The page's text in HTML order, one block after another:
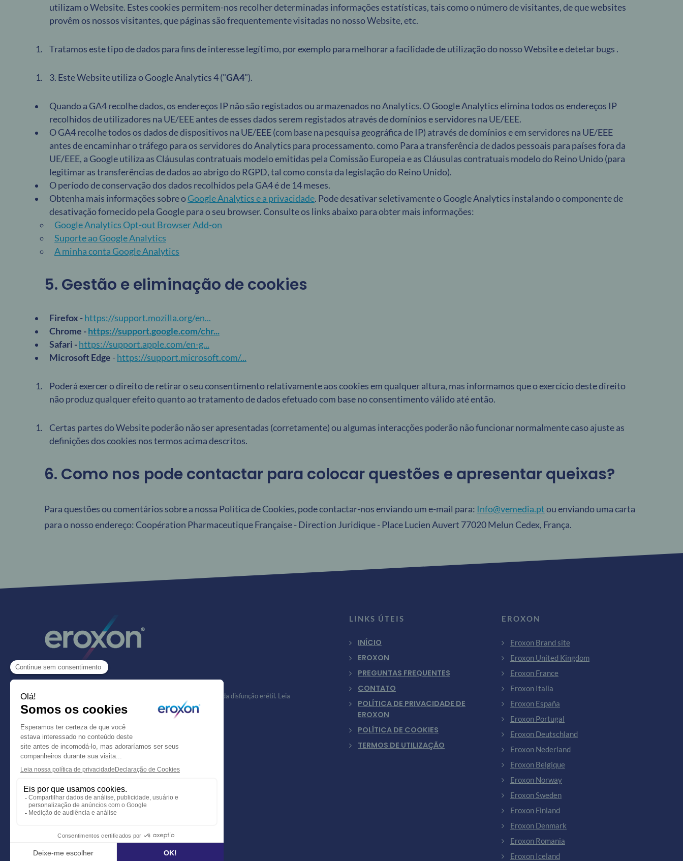
utilizam o Website. Estes cookies permitem-nos recolher determinadas informações estatísticas, tais como o número de visitantes, de que websites
provêm os nossos visitantes, que páginas são frequentemente visitadas no nosso Website, etc.
Tratamos este tipo de dados para fins de interesse legítimo, por exemplo para melhorar a facilidade de utilização do nosso Website e detetar bugs .
3. Este Website utiliza o Google Analytics 4 ("GA4").
Quando a GA4 recolhe dados, os endereços IP não são registados ou armazenados no Analytics. O Google Analytics elimina todos os endereços IP
recolhidos de utilizadores na UE/EEE antes de esses dados serem registados através de domínios e servidores na UE/EEE.
O GA4 recolhe todos os dados de dispositivos na UE/EEE (com base na pesquisa geográfica de IP) através de domínios e em servidores na UE/EEE
antes de encaminhar o tráfego para os servidores do Analytics para processamento. como Para a transferência de dados pessoais para países fora da
UE/EEE, a Google utiliza as Cláusulas contratuais modelo emitidas pela Comissão Europeia e as Cláusulas contratuais modelo do Reino Unido (para
legitimar as transferências de dados ao abrigo do RGPD, tal como consta da legislação do Reino Unido).
O período de conservação dos dados recolhidos pela GA4 é de 14 meses.
Obtenha mais informações sobre oGoogle Analytics e a privacidade. Pode desativar seletivamente o Google Analytics instalando o componente de
desativação fornecido pela Google para o seu browser. Consulte os links abaixo para obter mais informações:
Google Analytics Opt-out Browser Add-on
Suporte ao Google Analytics
A minha conta Google Analytics
5. Gestão e eliminação de cookies
Firefox -https://support.mozilla.org/en...
Chrome -https://support.google.com/chr...
Safari -https://support.apple.com/en-g...
Microsoft Edge -https://support.microsoft.com/...
Poderá exercer o direito de retirar o seu consentimento relativamente aos cookies em qualquer altura, mas informamos que o exercício deste direito
não produz qualquer efeito quanto ao tratamento de dados efetuado com base no consentimento válido até então.
Certas partes do Website poderão não ser apresentadas (corretamente) ou algumas interacções poderão não funcionar normalmente caso ajuste as
definições dos cookies nos termos acima descritos.
6. Como nos pode contactar para colocar questões e apresentar queixas?
Para questões ou comentários sobre a nossa Política de Cookies, pode contactar-nos enviando um e-mail para: Info@vemedia.ptou enviando uma carta
para o nosso endereço: Coopération Pharmaceutique Française - Direction Juridique - Place Lucien Auvert 77020 Melun Cedex, França.
Eroxon® StimGel é um dispositivo médico para o tratamento da disfunção erétil. Leia
cuidadosamente a rotulagem e as instruções de utilização.
LINKS ÚTEIS
INÍCIO
EROXON
PREGUNTAS FREQUENTES
CONTATO
POLÍTICA DE PRIVACIDADE DE
EROXON
POLÍTICA DE COOKIES
TERMOS DE UTILIZAÇÃO
EROXON
Eroxon Brand site
Eroxon United Kingdom
Eroxon France
Eroxon Italia
Eroxon España
Eroxon Portugal
Eroxon Deutschland
Eroxon Nederland
Eroxon Belgique
Eroxon Norway
Eroxon Sweden
Eroxon Finland
Eroxon Denmark
Eroxon Romania
Eroxon Iceland